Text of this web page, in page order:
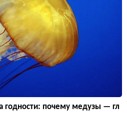
годности: почему медузы — гл